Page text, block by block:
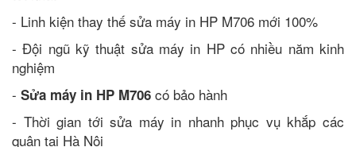
- Linh kiện thay thế sửa máy in HP M706 mới 100%
- Đội ngũ kỹ thuật sửa máy in HP có nhiều năm kinh
nghiệm
- Sửa máy in HP M706 có bảo hành
- Thời gian tới sửa máy in nhanh phục vụ khắp các
quận tại Hà Nội